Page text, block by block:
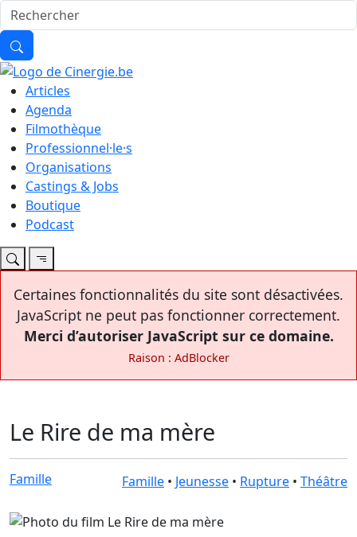
Articles
Agenda
Filmothèque
Professionnel·le·s
Organisations
Castings & Jobs
Boutique
Podcast
Certaines fonctionnalités du site sont désactivées.
JavaScript ne peut pas fonctionner correctement.
Merci d’autoriser JavaScript sur ce domaine.
Raison : AdBlocker
Le Rire de ma mère
Famille Famille • Jeunesse • Rupture • Théâtre